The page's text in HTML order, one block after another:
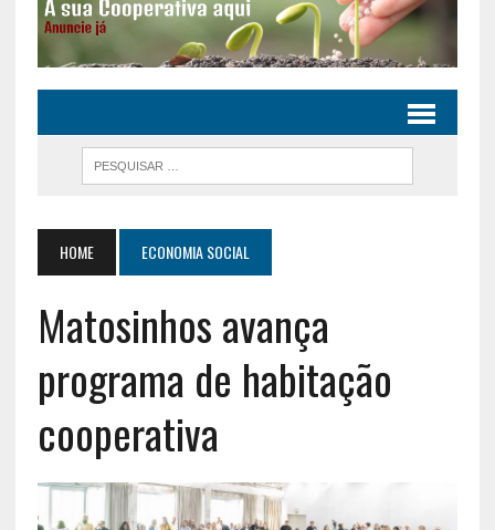
HOME ECONOMIA SOCIAL
Matosinhos avança
programa de habitação
cooperativa